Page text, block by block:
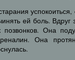
ей боль.
позвонков. Она
Она